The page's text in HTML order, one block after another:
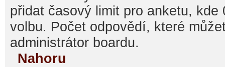
přidat časový limit pro anketu, kde
volbu. Počet odpovědí, které
administrátor boardu.
Nahoru